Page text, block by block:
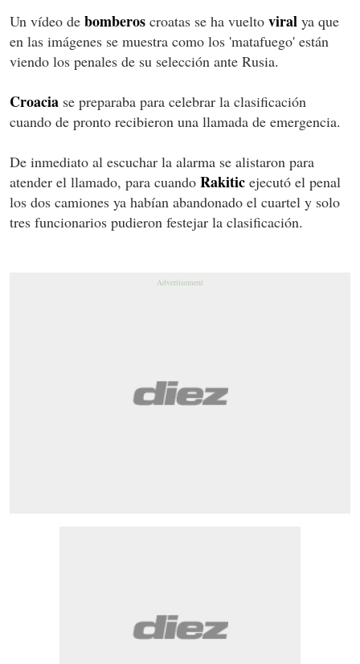
Un vídeo de bomberos croatas se ha vuelto viral ya que
en las imágenes se muestra como los 'matafuego' están
viendo los penales de su selección ante Rusia.
Croacia se preparaba para celebrar la clasificación
cuando de pronto recibieron una llamada de emergencia.
De inmediato al escuchar la alarma se alistaron para
atender el llamado, para cuando Rakitic ejecutó el penal
los dos camiones ya habían abandonado el cuartel y solo
tres funcionarios pudieron festejar la clasificación.